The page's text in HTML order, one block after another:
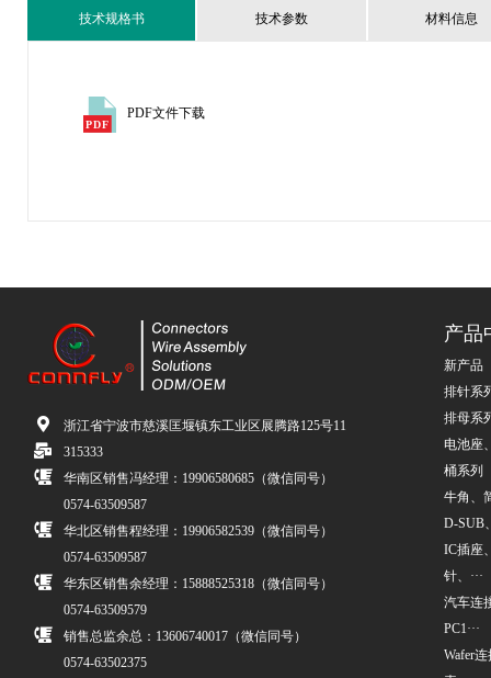
技术规格书 技术参数 材料信息
PDF文件下载
浙江省宁波市慈溪匡堰镇东工业区展腾路125号11
315333
华南区销售冯经理：19906580685（微信同号）
0574-63509587
华北区销售程经理：19906582539（微信同号）
0574-63509587
华东区销售余经理：15888525318（微信同号）
0574-63509579
销售总监余总：13606740017（微信同号）
0574-63502375
产品
新产品
排针系
排母系
电池座
桶系列
牛角、
D-SUB
IC插座
针、···
汽车连
PC1···
Wafer